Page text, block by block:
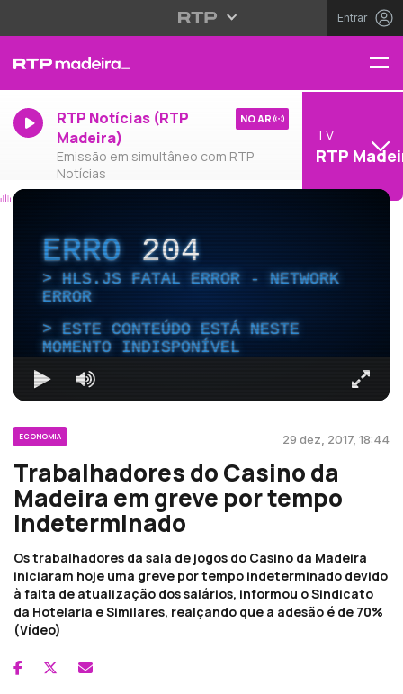
Entrar
RTP Notícias (RTP
Madeira)
Emissão em simultâneo com RTP
Notícias
NO AR
TV
RTP
ERRO204
HLS.JS FATAL ERROR - NETWORK
ERROR
ESTE CONTEÚDO ESTÁ NESTE
MOMENTO INDISPONÍVEL
ECONOMIA 29 dez, 2017, 18:44
Trabalhadores do Casino da
Madeira em greve por tempo
indeterminado
Os trabalhadores da sala de jogos do Casino da Madeira
iniciaram hoje uma greve por tempo indeterminado devido
à falta de atualização dos salários, informou o Sindicato
da Hotelaria e Similares, realçando que a adesão é de 70%
(Vídeo)